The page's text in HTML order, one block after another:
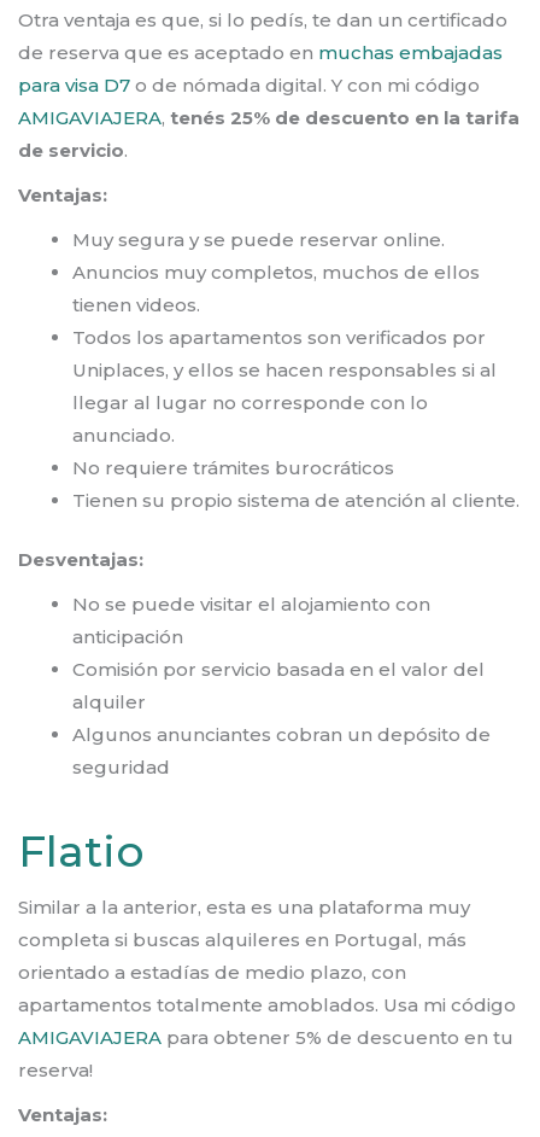
Otra ventaja es que, si lo pedís, te dan un certificado
de reserva que es aceptado en muchas embajadas
para visa D7 o de nómada digital. Y con mi código
AMIGAVIAJERA, tenés 25% de descuento en la tarifa
de servicio.
Ventajas:
Muy segura y se puede reservar online.
Anuncios muy completos, muchos de ellos
tienen videos.
Todos los apartamentos son verificados por
Uniplaces, y ellos se hacen responsables si al
llegar al lugar no corresponde con lo
anunciado.
No requiere trámites burocráticos
Tienen su propio sistema de atención al cliente.
Desventajas:
No se puede visitar el alojamiento con
anticipación
Comisión por servicio basada en el valor del
alquiler
Algunos anunciantes cobran un depósito de
seguridad
Flatio
Similar a la anterior, esta es una plataforma muy
completa si buscas alquileres en Portugal, más
orientado a estadías de medio plazo, con
apartamentos totalmente amoblados. Usa mi código
AMIGAVIAJERA para obtener 5% de descuento en tu
reserva!
Ventajas: